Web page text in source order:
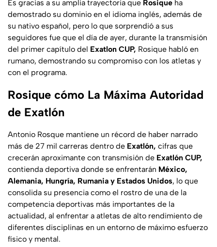
Es gracias a su amplia trayectoria que Rosique ha
demostrado su dominio en el idioma inglés, además de
su nativo español, pero lo que sorprendió a sus
seguidores fue que el día de ayer, durante la transmisión
del primer capítulo del Exatlon CUP, Rosique habló en
rumano, demostrando su compromiso con los atletas y
con el programa.
Rosique cómo La Máxima Autoridad
de Exatlón
Antonio Rosque mantiene un récord de haber narrado
más de 27 mil carreras dentro de Exatlón, cifras que
crecerán aproximante con transmisión de Exatlón CUP,
contienda deportiva donde se enfrentarán México,
Alemania, Hungría, Rumania y Estados Unidos, lo que
consolida su presencia como el rostro de una de la
competencia deportivas más importantes de la
actualidad, al enfrentar a atletas de alto rendimiento de
diferentes disciplinas en un entorno de máximo esfuerzo
físico y mental.